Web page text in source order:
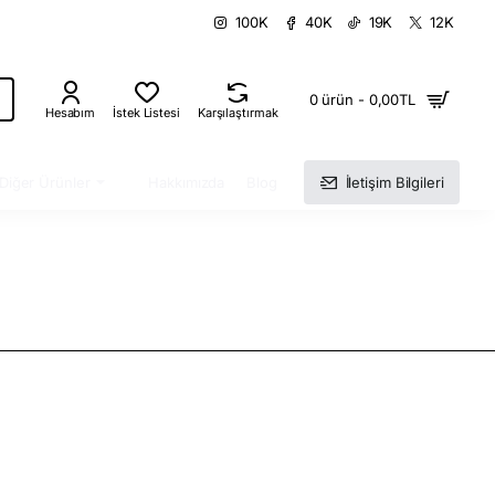
100K 40K 19K 12K
Hesabım İstek Listesi Karşılaştırmak
0 ürün - 0,00TL
İletişim Bilgileri